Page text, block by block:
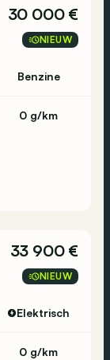
30 000 €
NIEUW
Benzine
0 g/km
33 900 €
NIEUW
Elektrisch
0 g/km